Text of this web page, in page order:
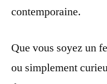
contemporaine.
Que vous soyez un
ou simplement